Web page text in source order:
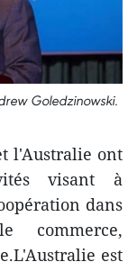
Goledzinowski.
l'Australie ont
visant à
dans
commerce,
est